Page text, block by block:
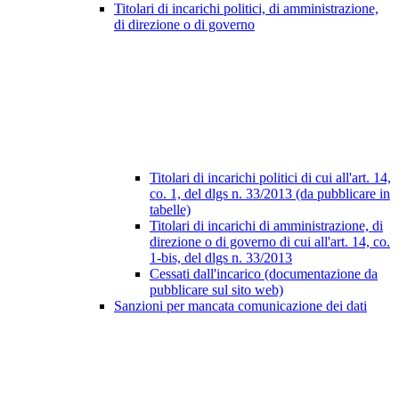
Titolari di incarichi politici, di amministrazione,
di direzione o di governo
Titolari di incarichi politici di cui all'art. 14,
co. 1, del dlgs n. 33/2013 (da pubblicare in
tabelle)
Titolari di incarichi di amministrazione, di
direzione o di governo di cui all'art. 14, co.
1-bis, del dlgs n. 33/2013
Cessati dall'incarico (documentazione da
pubblicare sul sito web)
Sanzioni per mancata comunicazione dei dati